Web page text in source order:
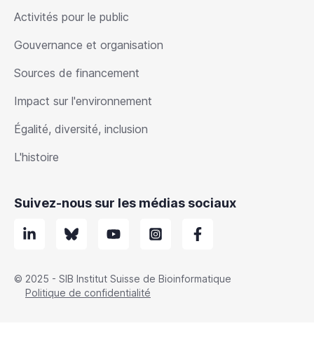
Activités pour le public
Gouvernance et organisation
Sources de financement
Impact sur l'environnement
Égalité, diversité, inclusion
L'histoire
Suivez-nous sur les médias sociaux
© 2025 - SIB Institut Suisse de Bioinformatique
Politique de confidentialité